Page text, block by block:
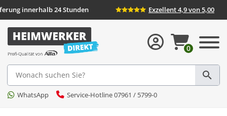
innerhalb 24 Stunden Exzellent 4,9 von 5,00
Suche
WhatsApp Service-Hotline 07961 / 5799-0
0